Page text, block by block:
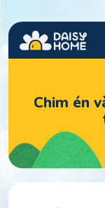
content
Chim én